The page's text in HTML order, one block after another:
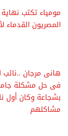
مومياء تكتب
المصريون
هانى مرجان ..نائب
فى حل مشكلة
بشجاعة وكان أول
مشاكلهم